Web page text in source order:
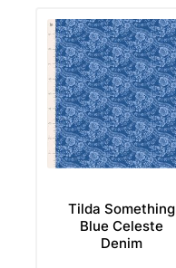
Tilda Something
Blue Celeste
Denim